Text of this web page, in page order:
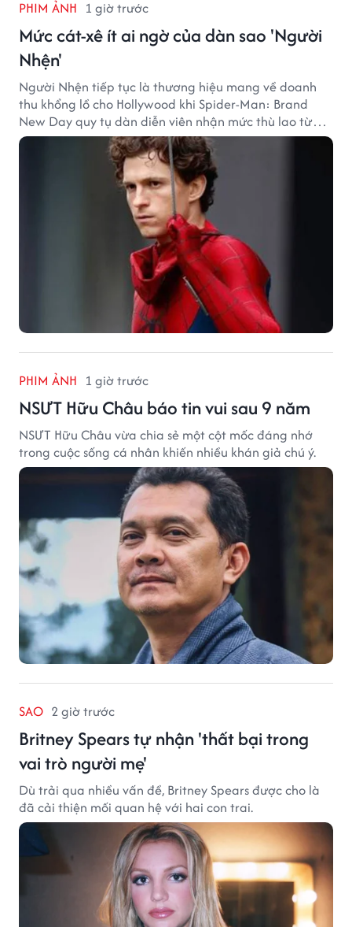
PHIM ẢNH 1 giờ trước
Mức cát-xê ít ai ngờ của dàn sao 'Người
Nhện'
Người Nhện tiếp tục là thương hiệu mang về doanh
thu khổng lồ cho Hollywood khi Spider-Man: Brand
New Day quy tụ dàn diễn viên nhận mức thù lao từ
hàng chục đến hàng trăm tỷ đồng. Thành công phòng
vé của bộ phim cũng giúp nhiều ngôi sao sở hữu khoản
thu nhập đáng mơ ước.
PHIM ẢNH 1 giờ trước
NSƯT Hữu Châu báo tin vui sau 9 năm
NSƯT Hữu Châu vừa chia sẻ một cột mốc đáng nhớ
trong cuộc sống cá nhân khiến nhiều khán giả chú ý.
SAO 2 giờ trước
Britney Spears tự nhận 'thất bại trong
vai trò người mẹ'
Dù trải qua nhiều vấn đề, Britney Spears được cho là
đã cải thiện mối quan hệ với hai con trai.